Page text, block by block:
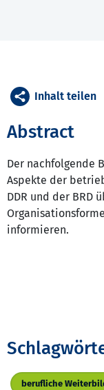
Abstract
Der nachfolgende
Aspekte der
DDR und der BRD
informieren.
Inhalt teilen
berufliche